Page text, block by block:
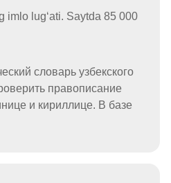
imlo lugʻati. Saytda 85 000
словарь узбекского
правописание
и кириллице. В базе